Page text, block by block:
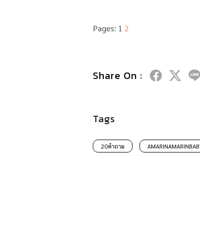
Pages: 1 2
Share On :
Tags
20คำถาม